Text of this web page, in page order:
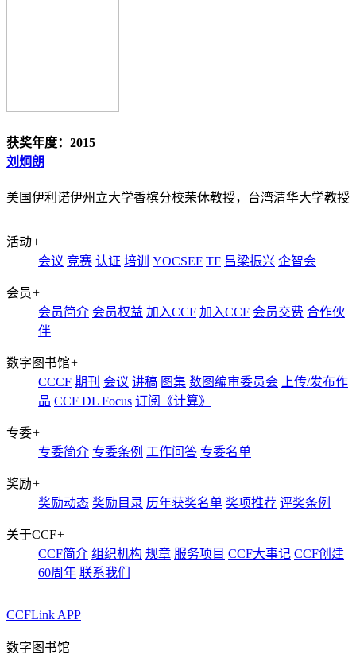
获奖年度：2015
刘炯朗
美国伊利诺伊州立大学香槟分校荣休教授，台湾清华大学教授
活动+
会议 竞赛 认证 培训 YOCSEF TF 吕梁振兴 企智会
会员+
会员简介 会员权益 加入CCF 加入CCF 会员交费 合作伙
伴
数字图书馆+
CCCF 期刊 会议 讲稿 图集 数图编审委员会 上传/发布作
品 CCF DL Focus 订阅《计算》
专委+
专委简介 专委条例 工作问答 专委名单
奖励+
奖励动态 奖励目录 历年获奖名单 奖项推荐 评奖条例
关于CCF+
CCF简介 组织机构 规章 服务项目 CCF大事记 CCF创建
60周年 联系我们
CCFLink APP
数字图书馆